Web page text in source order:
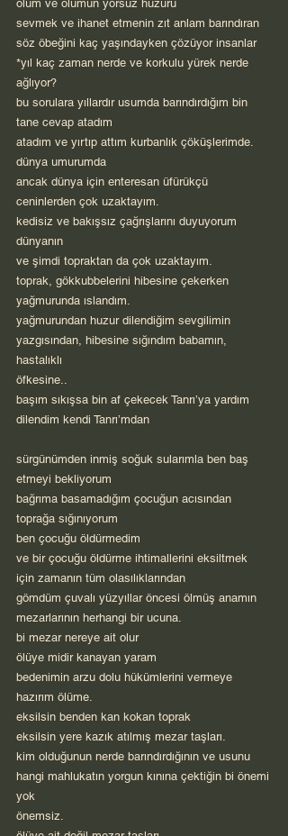
ölüm ve ölümün yorsuz huzuru
sevmek ve ihanet etmenin zıt anlam barındıran
söz öbeğini kaç yaşındayken çözüyor insanlar
*yıl kaç zaman nerde ve korkulu yürek nerde
ağlıyor?
bu sorulara yıllardır usumda barındırdığım bin
tane cevap atadım
atadım ve yırtıp attım kurbanlık çöküşlerimde.
dünya umurumda
ancak dünya için enteresan üfürükçü
ceninlerden çok uzaktayım.
kedisiz ve bakışsız çağrışlarını duyuyorum
dünyanın
ve şimdi topraktan da çok uzaktayım.
toprak, gökkubbelerini hibesine çekerken
yağmurunda ıslandım.
yağmurundan huzur dilendiğim sevgilimin
yazgısından, hibesine sığındım babamın,
hastalıklı
öfkesine..
başım sıkışsa bin af çekecek Tanrı’ya yardım
dilendim kendi Tanrı’mdan
sürgünümden inmiş soğuk sularımla ben baş
etmeyi bekliyorum
bağrıma basamadığım çocuğun acısından
toprağa sığınıyorum
ben çocuğu öldürmedim
ve bir çocuğu öldürme ihtimallerini eksiltmek
için zamanın tüm olasılıklarından
gömdüm çuvalı yüzyıllar öncesi ölmüş anamın
mezarlarının herhangi bir ucuna.
bi mezar nereye ait olur
ölüye midir kanayan yaram
bedenimin arzu dolu hükümlerini vermeye
hazırım ölüme.
eksilsin benden kan kokan toprak
eksilsin yere kazık atılmış mezar taşları.
kim olduğunun nerde barındırdığının ve usunu
hangi mahlukatın yorgun kınına çektiğin bi önemi
yok
önemsiz.